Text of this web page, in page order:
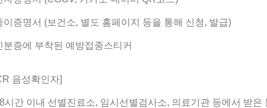
증명서 (보건소, 별도 홈페이지 등을 통해 신청, 발급)
증에 부착된 예방접종스티커
음성확인자]
간 이내 선별진료소, 임시선별검사소, 의료기관 등에서 받은